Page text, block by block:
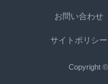
お問い合わせ
サイトポリシー
Copyright